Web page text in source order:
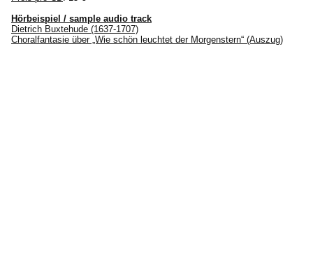
Hörbeispiel / sample audio track
Dietrich Buxtehude (1637-1707)
Choralfantasie über „Wie schön leuchtet der Morgenstern“ (Auszug)